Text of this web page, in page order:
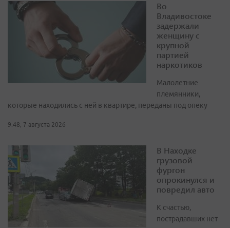
Во
Владивостоке
задержали
женщину с
крупной
партией
наркотиков
Малолетние
племянники,
которые находились с ней в квартире, переданы под опеку
9:48, 7 августа 2026
В Находке
грузовой
фургон
опрокинулся и
повредил авто
К счастью,
пострадавших нет